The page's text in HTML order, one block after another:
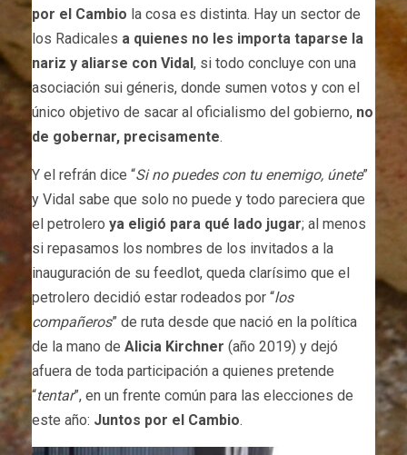
por el Cambio la cosa es distinta. Hay un sector de
los Radicales a quienes no les importa taparse la
nariz y aliarse con Vidal , si todo concluye con una
asociación sui géneris, donde sumen votos y con el
único objetivo de sacar al oficialismo del gobierno, no
de gobernar, precisamente.
Y el refrán dice “Si no puedes con tu enemigo, únete”
y Vidal sabe que solo no puede y todo pareciera que
el petrolero ya eligió para qué lado jugar; al menos
si repasamos los nombres de los invitados a la
inauguración de su feedlot, queda clarísimo que el
petrolero decidió estar rodeados por “los
compañeros” de ruta desde que nació en la política
de la mano de Alicia Kirchner (año 2019) y dejó
afuera de toda participación a quienes pretende
“tentar”, en un frente común para las elecciones de
este año: Juntos por el Cambio.